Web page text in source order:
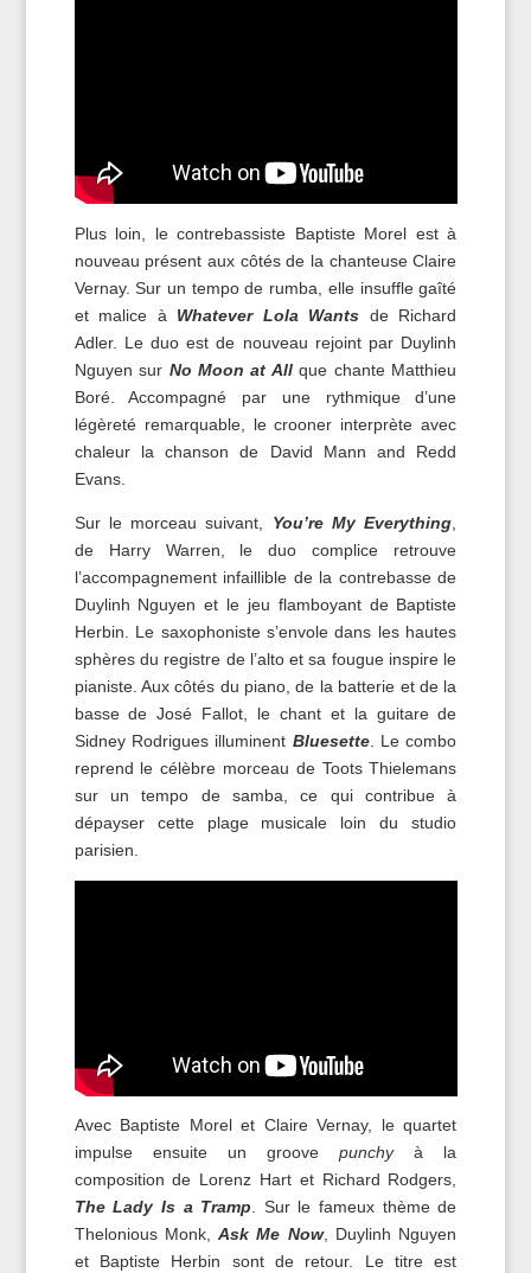
Plus loin, le contrebassiste Baptiste Morel est à
nouveau présent aux côtés de la chanteuse Claire
Vernay. Sur un tempo de rumba, elle insuffle gaîté
et malice à Whatever Lola Wants de Richard
Adler. Le duo est de nouveau rejoint par Duylinh
Nguyen sur No Moon at All que chante Matthieu
Boré. Accompagné par une rythmique d’une
légèreté remarquable, le crooner interprète avec
chaleur la chanson de David Mann and Redd
Evans.
Sur le morceau suivant, You’re My Everything
de Harry Warren, le duo complice retrouve
l’accompagnement infaillible de la contrebasse de
Duylinh Nguyen et le jeu flamboyant de Baptiste
Herbin. Le saxophoniste s’envole dans les hautes
sphères du registre de l’alto et sa fougue inspire le
pianiste. Aux côtés du piano, de la batterie et de la
basse de José Fallot, le chant et la guitare de
Sidney Rodrigues illuminent Bluesette. Le combo
reprend le célèbre morceau de Toots Thielemans
sur un tempo de samba, ce qui contribue à
dépayser cette plage musicale loin du studio
parisien.
Avec Baptiste Morel et Claire Vernay, le quartet
impulse ensuite un groovepunchyà la
composition de Lorenz Hart et Richard Rodgers,
The Lady Is a Tramp . Sur le fameux thème de
Thelonious Monk,Ask Me Now, Duylinh Nguyen
et Baptiste Herbin sont de retour. Le titre est